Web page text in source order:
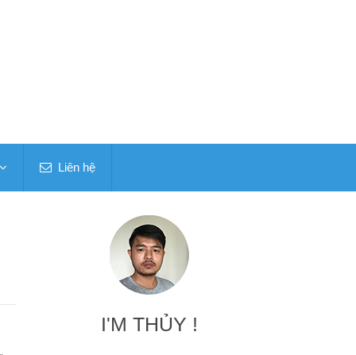
Liên hệ
I'M THỦY !